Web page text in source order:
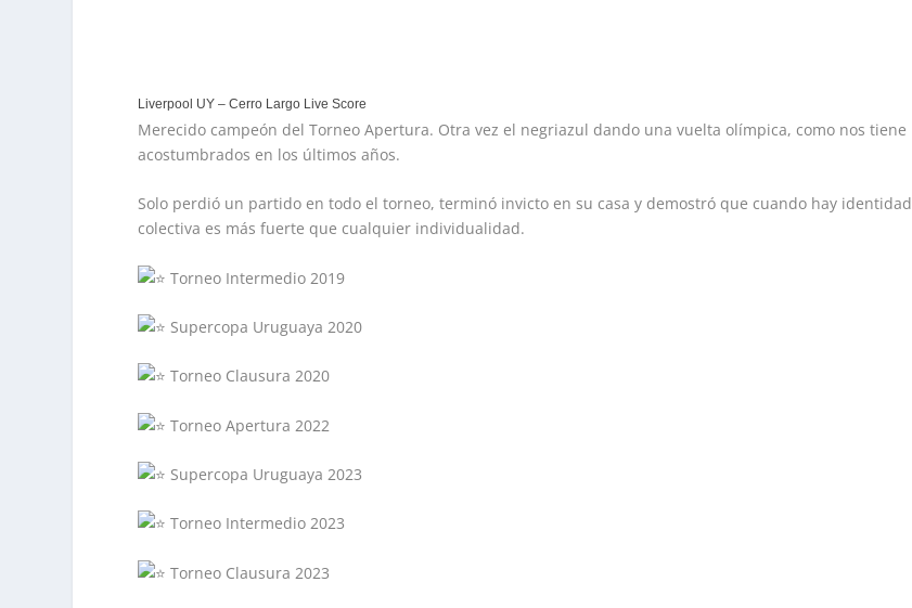
Liverpool UY – Cerro Largo Live Score
Merecido campeón del Torneo Apertura. Otra vez el negriazul dando una vuelta olímpica, como nos tiene
acostumbrados en los últimos años.
Solo perdió un partido en todo el torneo, terminó invicto en su casa y demostró que cuando hay identidad
colectiva es más fuerte que cualquier individualidad.
Torneo Intermedio 2019
Supercopa Uruguaya 2020
Torneo Clausura 2020
Torneo Apertura 2022
Supercopa Uruguaya 2023
Torneo Intermedio 2023
Torneo Clausura 2023